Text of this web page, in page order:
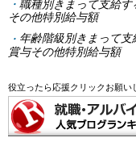
職種別きまって支給
その他特別給与額
年齢階級別きまって
賞与その他特別給与額
役立ったら応援クリックお願い